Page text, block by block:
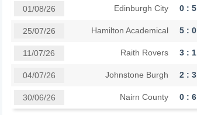
01/08/26 Edinburgh City 0 : 5
25/07/26 Hamilton Academical 5 : 0
11/07/26 Raith Rovers 3 : 1
04/07/26 Johnstone Burgh 2 : 3
30/06/26 Nairn County 0 : 6